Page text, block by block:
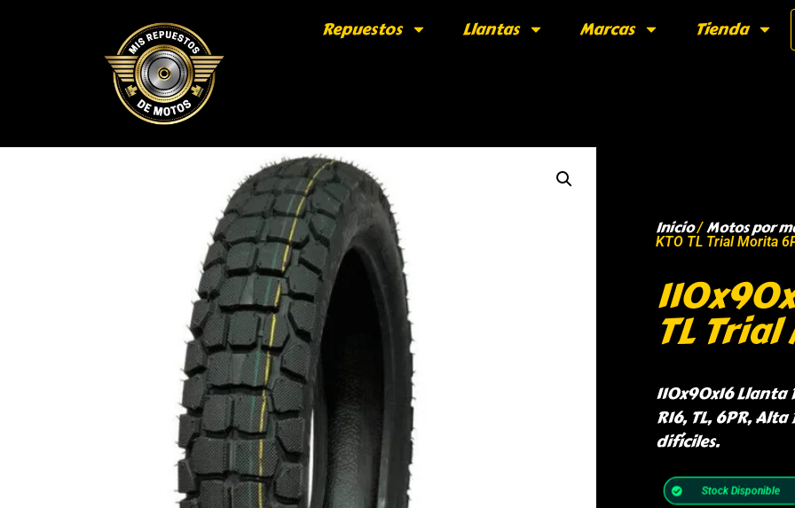
Repuestos Llantas Marcas Tienda
Inicio/Motos por
KTO TL Trial Morita
TL
110x90x16 Llanta
R16, TL, 6PR,
difíciles.
Stock Disponible